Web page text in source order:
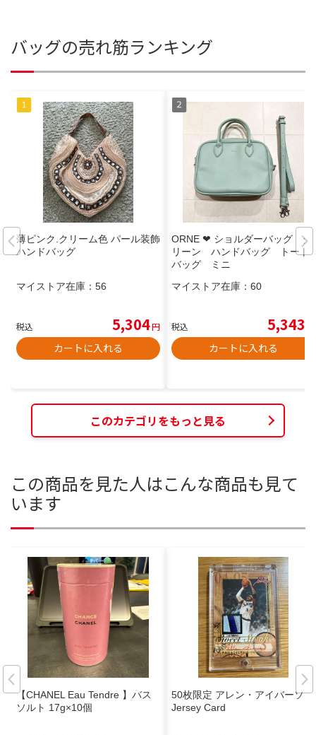
バッグの売れ筋ランキング
薄ピンク.クリーム色 パール装飾
ハンドバッグ
マイストア在庫： 56
税込 5,304円
カートに入れる
ORNE ❤︎ ショルダーバッグ グ
リーン ハンドバッグ トート
バッグ ミニ
マイストア在庫： 60
税込 5,343
カートに入れる
このカテゴリをもっと見る
この商品を見た人はこんな商品も見て
います
【CHANEL Eau Tendre 】バス
ソルト 17g×10個
50枚限定 アレン・アイバーソン
Jersey Card